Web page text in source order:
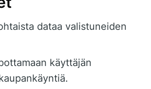
dataa valistuneiden
käyttäjän